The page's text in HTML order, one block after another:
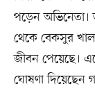
পড়েন অভিনেতা।
থেকে বেকসুর
জীবন পেয়েছে।
ঘোষণা দিয়েছেন